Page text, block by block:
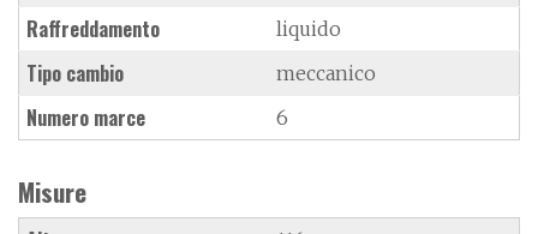
Raffreddamento liquido
Tipo cambio meccanico
Numero marce 6
Misure